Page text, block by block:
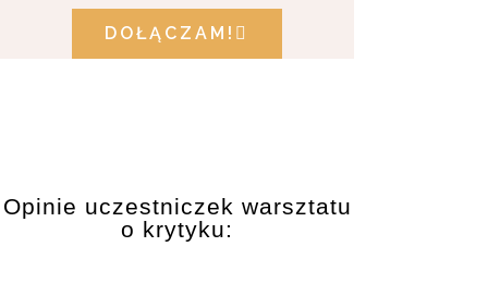
DOŁĄCZAM!
Opinie uczestniczek warsztatu
o krytyku: